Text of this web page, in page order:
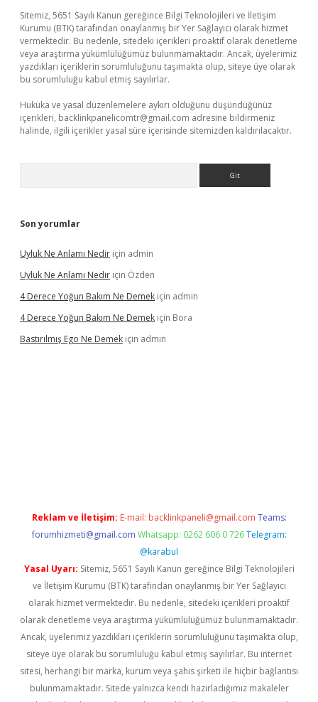
Sitemiz, 5651 Sayılı Kanun gereğince Bilgi Teknolojileri ve İletişim
Kurumu (BTK) tarafından onaylanmış bir Yer Sağlayıcı olarak hizmet
vermektedir. Bu nedenle, sitedeki içerikleri proaktif olarak denetleme
veya araştırma yükümlülüğümüz bulunmamaktadır. Ancak, üyelerimiz
yazdıkları içeriklerin sorumluluğunu taşımakta olup, siteye üye olarak
bu sorumluluğu kabul etmiş sayılırlar.
Hukuka ve yasal düzenlemelere aykırı olduğunu düşündüğünüz
içerikleri, backlinkpanelicomtr@gmail.com adresine bildirmeniz
halinde, ilgili içerikler yasal süre içerisinde sitemizden kaldırılacaktır.
Son yorumlar
Uyluk Ne Anlamı Nedir için admin
Uyluk Ne Anlamı Nedir için Özden
4 Derece Yoğun Bakım Ne Demek için admin
4 Derece Yoğun Bakım Ne Demek için Bora
Bastırılmış Ego Ne Demek için admin
Reklam ve İletişim: E-mail: backlinkpaneli@gmail.com Teams:
forumhizmeti@gmail.com Whatsapp: 0262 606 0 726 Telegram:
@karabul
Yasal Uyarı: Sitemiz, 5651 Sayılı Kanun gereğince Bilgi Teknolojileri
ve İletişim Kurumu (BTK) tarafından onaylanmış bir Yer Sağlayıcı
olarak hizmet vermektedir. Bu nedenle, sitedeki içerikleri proaktif
olarak denetleme veya araştırma yükümlülüğümüz bulunmamaktadır.
Ancak, üyelerimiz yazdıkları içeriklerin sorumluluğunu taşımakta olup,
siteye üye olarak bu sorumluluğu kabul etmiş sayılırlar. Bu internet
sitesi, herhangi bir marka, kurum veya şahıs şirketi ile hiçbir bağlantısı
bulunmamaktadır. Sitede yalnızca kendi hazırladığımız makaleler